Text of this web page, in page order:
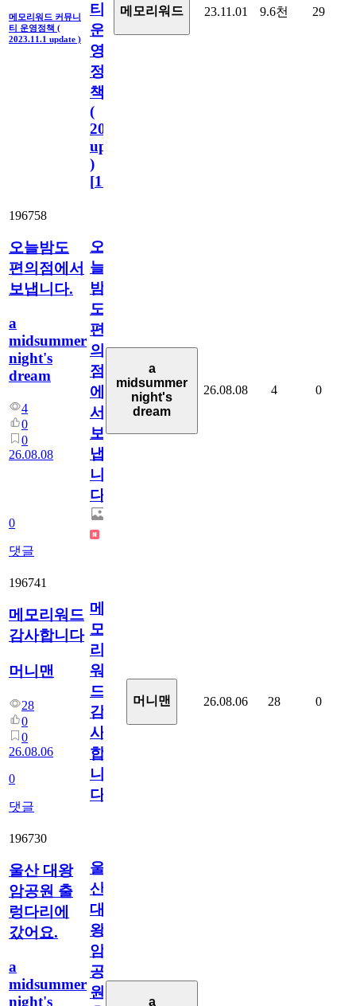
메모리워드 커뮤니
티 운영정책 (
2023.11.1 update )
티
운
영
정
책
(
2023.11.1
update
)
[110
메모리워드 23.11.01 9.6천 29
196758
오늘밤도
편의점에서
보냅니다.
a
midsummer
night's
dream
4
0
0
26.08.08
0
댓글
오
늘
밤
도
편
의
점
에
서
보
냅
니
다.
a
midsummer
night's
dream
26.08.08 4 0
196741
메모리워드
감사합니다
머니맨
28
0
0
26.08.06
0
댓글
메
모
리
워
드
감
사
합
니
다
머니맨 26.08.06 28 0
196730
울산 대왕
암공원 출
렁다리에
갔어요.
a
midsummer
night's
울
산
대
왕
암
공
원
a